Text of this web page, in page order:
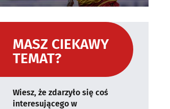
MASZ CIEKAWY
TEMAT?
Wiesz, że zdarzyło się coś
interesującego w